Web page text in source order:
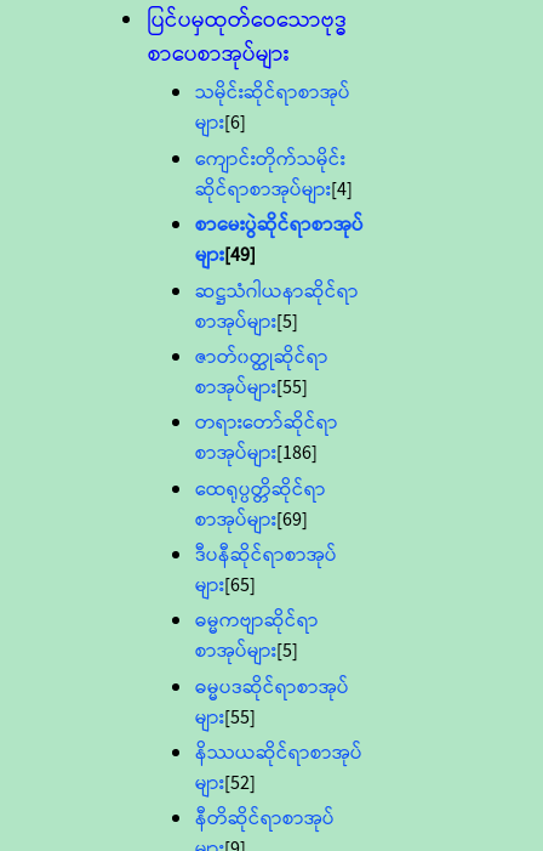
ပြင်ပမှထုတ်ဝေသောဗုဒ္ဓ
စာပေစာအုပ်များ
သမိုင်းဆိုင်ရာစာအုပ်
များ[6]
ကျောင်းတိုက်သမိုင်း
ဆိုင်ရာစာအုပ်များ[4]
စာမေးပွဲဆိုင်ရာစာအုပ်
များ[49]
ဆဋ္ဌသံဂါယနာဆိုင်ရာ
စာအုပ်များ[5]
ဇာတ်၀တ္ထုဆိုင်ရာ
စာအုပ်များ[55]
တရားတော်ဆိုင်ရာ
စာအုပ်များ[186]
ထေရုပ္ပတ္တိဆိုင်ရာ
စာအုပ်များ[69]
ဒီပနီဆိုင်ရာစာအုပ်
များ[65]
ဓမ္မကဗျာဆိုင်ရာ
စာအုပ်များ[5]
ဓမ္မပဒဆိုင်ရာစာအုပ်
များ[55]
နိဿယဆိုင်ရာစာအုပ်
များ[52]
နီတိဆိုင်ရာစာအုပ်